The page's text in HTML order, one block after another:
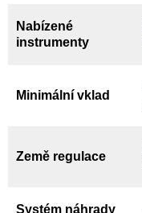
Nabízené
instrumenty
Minimální vklad
Země regulace
Systém náhrady